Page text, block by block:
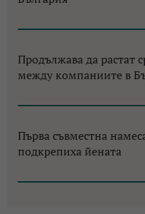
Продължава да растат
между компаниите в
Първа съвместна
подкрепиха йената